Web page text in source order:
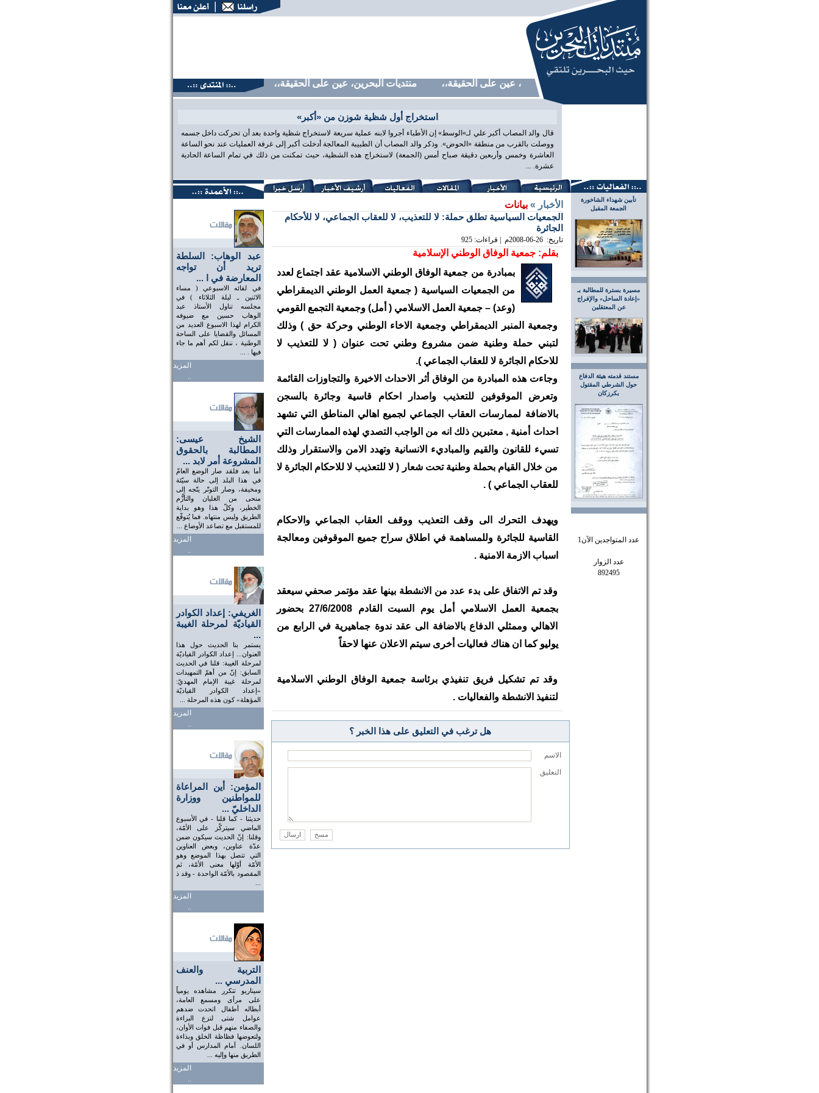
منتديات البحرين، عين على الحقيقة،، منتديات البحرين، عين على الحقيقة،، منتديات البحرين، عين على الحقيقة،، منتديات البحرين، عين
استخراج أول شظية شوزن من «أكبر»
قال والد المصاب أكبر علي لـ»الوسط» إن الأطباء أجروا لابنه عملية سريعة لاستخراج شظية واحدة بعد أن تحركت داخل جسمه
ووصلت بالقرب من منطقة «الحوض». وذكر والد المصاب أن الطبيبة المعالجة أدخلت أكبر إلى غرفة العمليات عند نحو الساعة
العاشرة وخمس وأربعين دقيقة صباح أمس (الجمعة) لاستخراج هذه الشظية، حيث تمكنت من ذلك في تمام الساعة الحادية
عشرة. ...
تأبين شهداء الشاخورة
الجمعة المقبل
مسيرة بسترة للمطالبة بـ
«إعادة الساحل» والإفراج
عن المعتقلين
مستند قدمته هيئة الدفاع
حول الشرطي المقتول
بكرزكان
عدد المتواجدين الآن1
عدد الزوار
892495
عبد الوهاب: السلطة
تريد أن تواجه
المعارضة في ا ...
في لقائه الاسبوعي ( مساء
الاثنين ـ ليلة الثلاثاء ) في
مجلسه تناول الأستاذ عبد
الوهاب حسين مع ضيوفه
الكرام لهذا الاسبوع العديد من
المسائل والقضايا على الساحة
الوطنية ، ننقل لكم أهم ما جاء
فيها . ...
المزيد
..
الشيخ عيسى:
المطالبة بالحقوق
المشروعة أمر لابد ...
أما بعد فلقد صار الوضع العامّ
في هذا البلد إلى حالة سيّئة
ومخيفة، وصار التوتّر يتّجه إلى
منحى من الغليان والتأزُّم
الخطير، وكلّ هذا وهو بداية
الطريق وليس منتهاه. فما يُتوقّع
للمستقبل مع تصاعد الأوضاع ...
المزيد
..
الغريفي: إعداد الكوادر
القياديّة لمرحلة الغيبة
...
يستمر بنا الحديث حول هذا
العنوان... إعداد الكوادر القياديّة
لمرحلة الغيبة: قلنا في الحديث
السابق: إنّ من أهمّ التمهيدات
لمرحلة غيبة الإمام المهديّ:
«إعداد الكوادر القياديّة
المؤهلة» كون هذه المرحلة ...
المزيد
..
المؤمن: أين المراعاة
للمواطنين ووزارة
الداخليّ ...
حديثنا - كما قلنا - في الأسبوع
الماضي سيتركّز على الأمّة،
وقلنا: إنّ الحديث سيكون ضمن
عدّة عناوين، وبعض العناوين
التي تتصل بهذا الموضع وهو
الأمّة أوّلها معنى الأمّة، ثم
المقصود بالأمّة الواحدة - وقد ذ
المزيد
..
التربية والعنف
المدرسي ...
سيناريو تتكرر مشاهده يومياً
على مرأى ومسمع العامة،
أبطاله أطفال اتحدت ضدهم
عوامل شتى لنزع البراءة
والصفاء منهم قبل فوات الأوان،
ولتعوضها فظاظة الخلق وبذاءة
اللسان. أمام المدارس أو في
الطريق منها وإليه ...
المزيد
..
الأخبار »بيانات
الجمعيات السياسية تطلق حملة: لا للتعذيب، لا للعقاب الجماعي، لا للأحكام
الجائرة
تاريخ: 2008-06-26م | قراءات: 925
بقلم: جمعية الوفاق الوطني الإسلامية
بمبادرة من جمعية الوفاق الوطني الاسلامية عقد اجتماع لعدد
من الجمعيات السياسية ( جمعية العمل الوطني الديمقراطي
(وعد) – جمعية العمل الاسلامي ( أمل) وجمعية التجمع القومي
وجمعية المنبر الديمقراطي وجمعية الاخاء الوطني وحركة حق ) وذلك
لتبني حملة وطنية ضمن مشروع وطني تحت عنوان ( لا للتعذيب لا
للاحكام الجائرة لا للعقاب الجماعي ).
وجاءت هذه المبادرة من الوفاق أثر الاحداث الاخيرة والتجاوزات القائمة
وتعرض الموقوفين للتعذيب واصدار احكام قاسية وجائرة بالسجن
بالاضافة لممارسات العقاب الجماعي لجميع اهالي المناطق التي تشهد
احداث أمنية , معتبرين ذلك انه من الواجب التصدي لهذه الممارسات التي
تسيء للقانون والقيم والمباديء الانسانية وتهدد الامن والاستقرار وذلك
من خلال القيام بحملة وطنية تحت شعار ( لا للتعذيب لا للاحكام الجائرة لا
للعقاب الجماعي ) .
ويهدف التحرك الى وقف التعذيب ووقف العقاب الجماعي والاحكام
القاسية للجائرة وللمساهمة في اطلاق سراح جميع الموقوفين ومعالجة
اسباب الازمة الامنية .
وقد تم الاتفاق على بدء عدد من الانشطة بينها عقد مؤتمر صحفي سيعقد
بجمعية العمل الاسلامي أمل يوم السبت القادم 27/6/2008 بحضور
الاهالي وممثلي الدفاع بالاضافة الى عقد ندوة جماهيرية في الرابع من
يوليو كما ان هناك فعاليات أخرى سيتم الاعلان عنها لاحقاً
وقد تم تشكيل فريق تنفيذي برئاسة جمعية الوفاق الوطني الاسلامية
لتنفيذ الانشطة والفعاليات .
هل ترغب في التعليق على هذا الخبر ؟
الاسم
التعليق